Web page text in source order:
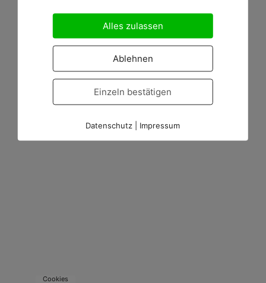
Cookies
Alles zulassen
Ablehnen
Einzeln bestätigen
Datenschutz Impressum